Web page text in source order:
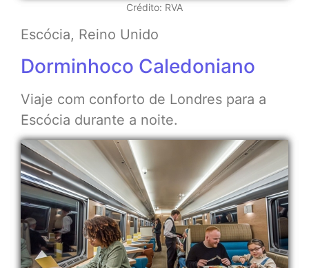
Crédito: RVA
Escócia, Reino Unido
Dorminhoco Caledoniano
Viaje com conforto de Londres para a
Escócia durante a noite.